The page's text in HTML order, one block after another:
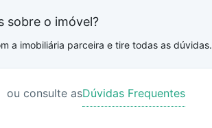
sobre o imóvel?
a imobiliária parceira e tire todas as dúvidas.
ou consulte asDúvidas Frequentes